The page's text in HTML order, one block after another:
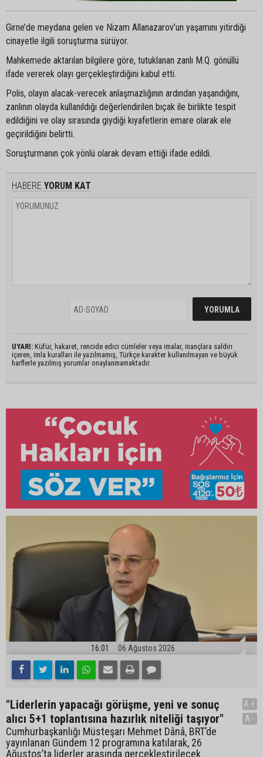
Girne’de meydana gelen ve Nizam Allanazarov’un yaşamını yitirdiği
cinayetle ilgili soruşturma sürüyor.
Mahkemede aktarılan bilgilere göre, tutuklanan zanlı M.Q. gönüllü
ifade vererek olayı gerçekleştirdiğini kabul etti.
Polis, olayın alacak-verecek anlaşmazlığının ardından yaşandığını,
zanlının olayda kullanıldığı değerlendirilen bıçak ile birlikte tespit
edildiğini ve olay sırasında giydiği kıyafetlerin emare olarak ele
geçirildiğini belirtti.
Soruşturmanın çok yönlü olarak devam ettiği ifade edildi.
HABERE YORUM KAT
UYARI: Küfür, hakaret, rencide edici cümleler veya imalar, inançlara saldırı
içeren, imla kuralları ile yazılmamış, Türkçe karakter kullanılmayan ve büyük
harflerle yazılmış yorumlar onaylanmamaktadır.
16:01 06 Ağustos 2026
"Liderlerin yapacağı görüşme, yeni ve sonuç
alıcı 5+1 toplantısına hazırlık niteliği taşıyor"
Cumhurbaşkanlığı Müsteşarı Mehmet Dânâ, BRT’de
yayınlanan Gündem 12 programına katılarak, 26
Ağustos’ta liderler arasında gerçekleştirilecek
A+
A-